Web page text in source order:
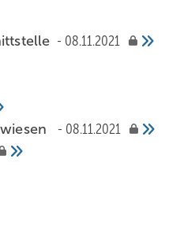
08.11.2021
08.11.2021